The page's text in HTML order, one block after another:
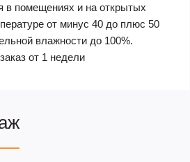
в помещениях и на открытых
от минус 40 до плюс 50
влажности до 100%.
от 1 недели